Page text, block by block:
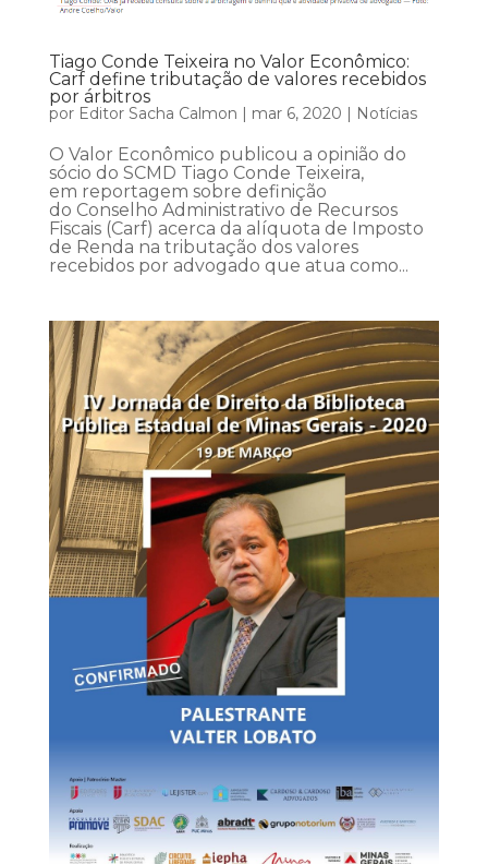
Tiago Conde Teixeira no Valor Econômico:
Carf define tributação de valores recebidos
por árbitros
por Editor Sacha Calmon | mar 6, 2020 | Notícias
O Valor Econômico publicou a opinião do
sócio do SCMD Tiago Conde Teixeira,
em reportagem sobre definição
do Conselho Administrativo de Recursos
Fiscais (Carf) acerca da alíquota de Imposto
de Renda na tributação dos valores
recebidos por advogado que atua como...